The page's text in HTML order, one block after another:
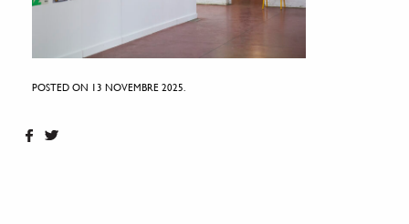
POSTED ON 13 NOVEMBRE 2025.